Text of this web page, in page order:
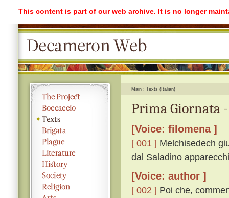
This content is part of our web archive. It is no longer
Main Texts (Italian)
Prima Giornata
[Voice: filomena ]
[ 001 ] Melchisedech
dal Saladino
[Voice: author ]
[ 002 ] Poi che,